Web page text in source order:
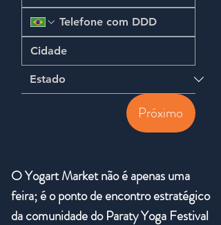
Próximo
O Yogart Market não é apenas uma
feira; é o ponto de encontro estratégico
da comunidade do Paraty Yoga Festival